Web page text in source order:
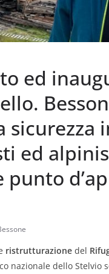
ed
sicurezza
ed
ristrutturazione del
nazionale dello Stelvio